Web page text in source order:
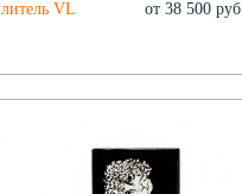
VL от 38 500 руб